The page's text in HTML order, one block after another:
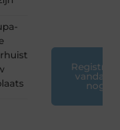
Registreer
vandaag
nog